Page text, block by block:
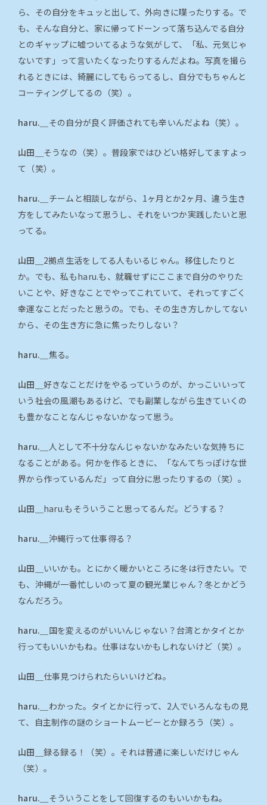
ら、その自分をキュッと出して、外向きに喋ったりする。で
も、そんな自分と、家に帰ってドーンって落ち込んでる自分
とのギャップに嘘ついてるような気がして、「私、元気じゃ
ないです」って言いたくなったりするんだよね。写真を撮ら
れるときには、綺麗にしてもらってるし、自分でもちゃんと
コーティングしてるの（笑）。
haru.＿ その自分が良く評価されても辛いんだよね（笑）。
山田＿ そうなの（笑）。普段家ではひどい格好してますよっ
て（笑）。
haru.＿ チームと相談しながら、1ヶ月とか2ヶ月、違う生き
方をしてみたいなって思うし、それをいつか実践したいと思
ってる。
山田＿ 2拠点生活をしてる人もいるじゃん。移住したりと
か。でも、私もharu.も、就職せずにここまで自分のやりた
いことや、好きなことでやってこれていて、それってすごく
幸運なことだったと思うの。でも、その生き方しかしてない
から、その生き方に急に焦ったりしない？
haru.＿ 焦る。
山田＿ 好きなことだけをやるっていうのが、かっこいいって
いう社会の風潮もあるけど、でも副業しながら生きていくの
も豊かなことなんじゃないかなって思う。
haru.＿ 人として不十分なんじゃないかなみたいな気持ちに
なることがある。何かを作るときに、「なんてちっぽけな世
界から作っているんだ」って自分に思ったりするの（笑）。
山田＿ haru.もそういうこと思ってるんだ。どうする？
haru.＿ 沖縄行って仕事得る？
山田＿ いいかも。とにかく暖かいところに冬は行きたい。で
も、沖縄が一番忙しいのって夏の観光業じゃん？冬とかどう
なんだろう。
haru.＿ 国を変えるのがいいんじゃない？台湾とかタイとか
行ってもいいかもね。仕事はないかもしれないけど（笑）。
山田＿ 仕事見つけられたらいいけどね。
haru.＿ わかった。タイとかに行って、2人でいろんなもの見
て、自主制作の謎のショートムービーとか録ろう（笑）。
山田＿ 録る録る！（笑）。それは普通に楽しいだけじゃん
（笑）。
haru.＿ そういうことをして回復するのもいいかもね。